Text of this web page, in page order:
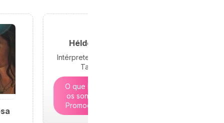
Hélder Sousa
Intérprete de Sonhos e
Tarólogo
O que lhe revelam
os sonhos? | 5€ -
Promoção limitada